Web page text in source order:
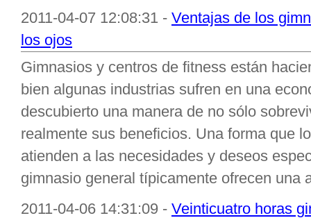
2011-04-07 12:08:31 - Ventajas de los
los ojos
Gimnasios y centros de fitness están
bien algunas industrias sufren en una
descubierto una manera de no sólo
realmente sus beneficios. Una forma que
atienden a las necesidades y deseos
gimnasio general típicamente ofrecen una
2011-04-06 14:31:09 - Veinticuatro horas